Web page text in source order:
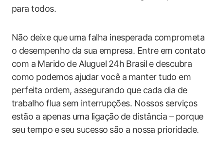
para todos.
Não deixe que uma falha inesperada ⁤comprometa⁢
o​ desempenho da ‍sua⁢ empresa.‍ Entre em ​contato
com a⁣ Marido de Aluguel⁣ 24h ⁣Brasil e​ descubra
como podemos ajudar você a⁤ manter tudo em
perfeita ‍ordem, assegurando que cada ​dia‍ de
trabalho flua sem ‍interrupções. Nossos serviços
estão a apenas uma ligação⁤ de distância – porque
seu tempo ⁢e ⁤seu sucesso ⁣são a ⁤nossa prioridade.